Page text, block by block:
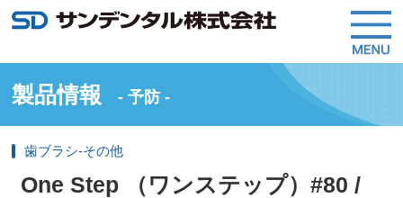
製品情報 - 予防 -
歯ブラシ-その他
One Step （ワンステップ）#80 /